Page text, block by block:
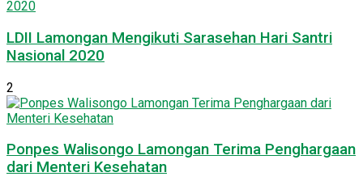
LDII Lamongan Mengikuti Sarasehan Hari Santri
Nasional 2020
2
Ponpes Walisongo Lamongan Terima Penghargaan
dari Menteri Kesehatan